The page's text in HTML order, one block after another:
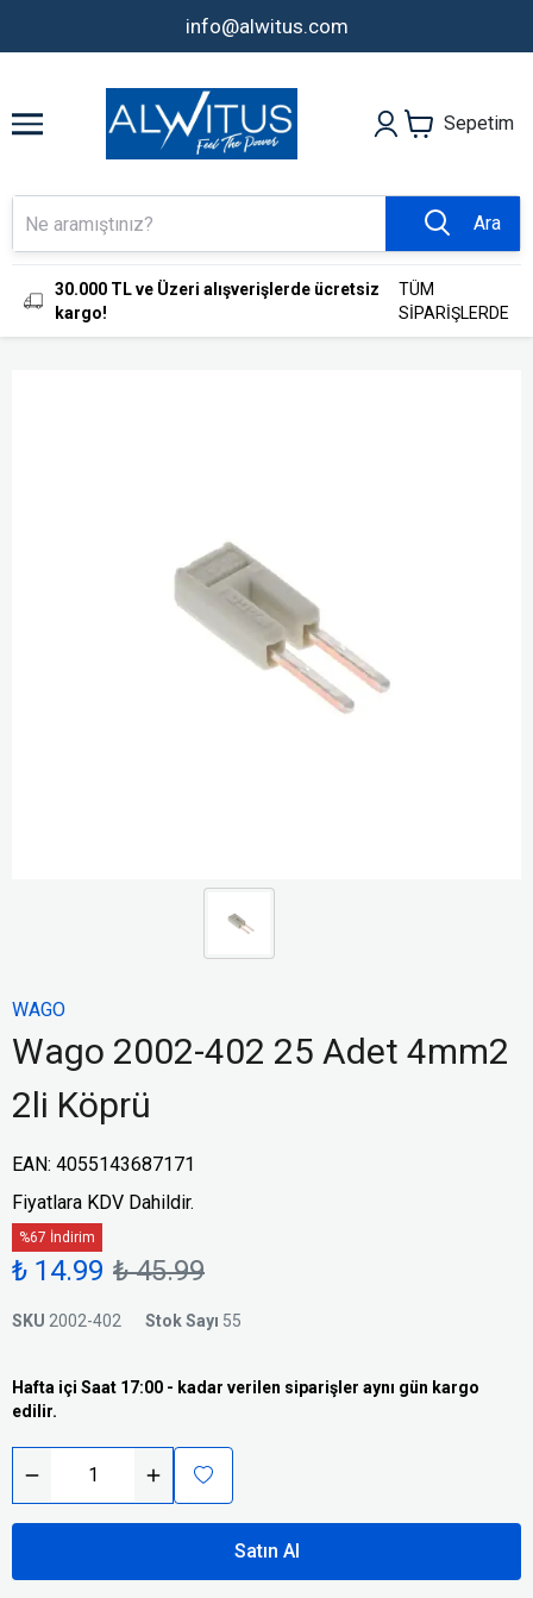
info@alwitus.com
Sepetim
Ara
30.000 TL ve Üzeri alışverişlerde ücretsiz
kargo!
TÜM
SİPARİŞLERDE
WAGO
Wago 2002-402 25 Adet 4mm2
2li Köprü
EAN: 4055143687171
Fiyatlara KDV Dahildir.
%67 İndirim
₺ 14.99 ₺ 45.99
SKU 2002-402 Stok Sayı 55
Hafta içi Saat 17:00 - kadar verilen siparişler aynı gün kargo
edilir.
Satın Al